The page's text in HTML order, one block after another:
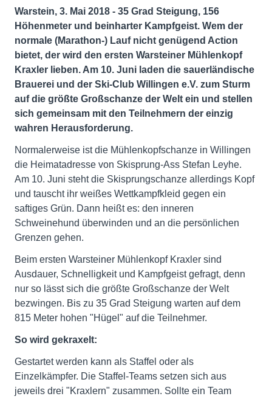
Warstein, 3. Mai 2018 - 35 Grad Steigung, 156
Höhenmeter und beinharter Kampfgeist. Wem der
normale (Marathon-) Lauf nicht genügend Action
bietet, der wird den ersten Warsteiner Mühlenkopf
Kraxler lieben. Am 10. Juni laden die sauerländische
Brauerei und der Ski-Club Willingen e.V. zum Sturm
auf die größte Großschanze der Welt ein und stellen
sich gemeinsam mit den Teilnehmern der einzig
wahren Herausforderung.
Normalerweise ist die Mühlenkopfschanze in Willingen
die Heimatadresse von Skisprung-Ass Stefan Leyhe.
Am 10. Juni steht die Skisprungschanze allerdings Kopf
und tauscht ihr weißes Wettkampfkleid gegen ein
saftiges Grün. Dann heißt es: den inneren
Schweinehund überwinden und an die persönlichen
Grenzen gehen.
Beim ersten Warsteiner Mühlenkopf Kraxler sind
Ausdauer, Schnelligkeit und Kampfgeist gefragt, denn
nur so lässt sich die größte Großschanze der Welt
bezwingen. Bis zu 35 Grad Steigung warten auf dem
815 Meter hohen "Hügel" auf die Teilnehmer.
So wird gekraxelt:
Gestartet werden kann als Staffel oder als
Einzelkämpfer. Die Staffel-Teams setzen sich aus
jeweils drei "Kraxlern" zusammen. Sollte ein Team